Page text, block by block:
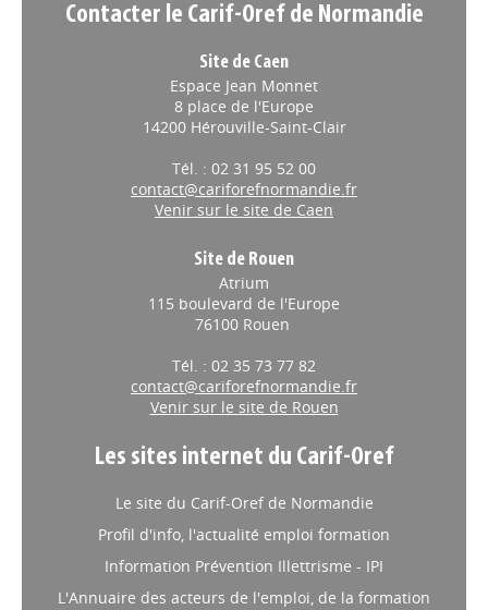
Contacter le Carif-Oref de Normandie
Site de Caen
Espace Jean Monnet
8 place de l'Europe
14200 Hérouville-Saint-Clair
Tél. : 02 31 95 52 00
contact@cariforefnormandie.fr
Venir sur le site de Caen
Site de Rouen
Atrium
115 boulevard de l'Europe
76100 Rouen
Tél. : 02 35 73 77 82
contact@cariforefnormandie.fr
Venir sur le site de Rouen
Les sites internet du Carif-Oref
Le site du Carif-Oref de Normandie
Profil d'info, l'actualité emploi formation
Information Prévention Illettrisme - IPI
L'Annuaire des acteurs de l'emploi, de la formation